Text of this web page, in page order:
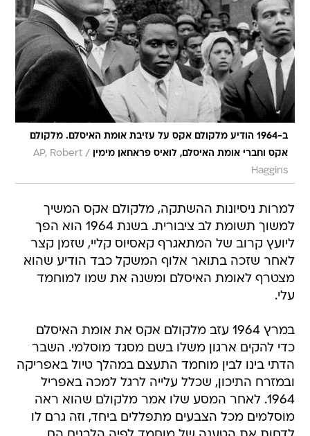
ב-1964 הודיע מלקולם אקס על עזיבת אומת האיסלם. מלקולם
אקס וחברי אומת האיסלם, לואיס פראחאן מימין
/
AP, Robert
Haggins
למרות ניסיונות ההשתקה, מלקולם אקס המשיך
למשוך תשומת לב ציבורית. בשנת 1964 הוא הפך
ליועץ קרוב של המתאגרף קאסיוס קליי, שזמן קצר
לאחר שזכה בתואר אלוף המשקל כבד הודיע שהוא
מצטרף לאומת האיסלם ומשנה את שמו למוחמד
עלי.
במרץ 1964 עזב מלקולם אקס את אומת האיסלם
כדי להקים ארגון משלו בשם מסגד מוסלמי. השבר
הדתי בינו לבין מוחמד התעצם במהלך טיול באפריקה
ובמזרח התיכון, שכלל עלייה לרגל למכה באפריל
1964. לאחר המסע שלו אמר מלקולם שהוא ראה
מוסלמים מכל הצבעים מתפללים ביחד, וזה גרם לו